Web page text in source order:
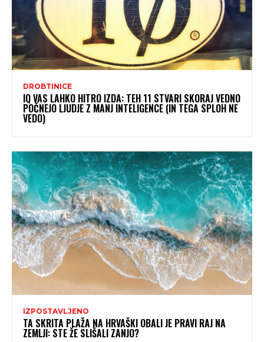
DROBTINICE
IQ VAS LAHKO HITRO IZDA: TEH 11 STVARI SKORAJ VEDNO
POČNEJO LJUDJE Z MANJ INTELIGENCE (IN TEGA SPLOH NE
VEDO)
IZPOSTAVLJENO
TA SKRITA PLAŽA NA HRVAŠKI OBALI JE PRAVI RAJ NA
ZEMLJI: STE ŽE SLIŠALI ZANJO?